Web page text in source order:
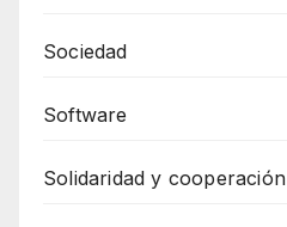
Sociedad
Software
Solidaridad y cooperación